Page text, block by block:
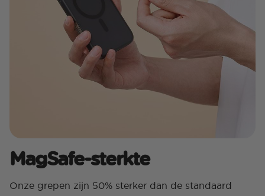
MagSafe-sterkte
Onze grepen zijn 50% sterker dan de standaard